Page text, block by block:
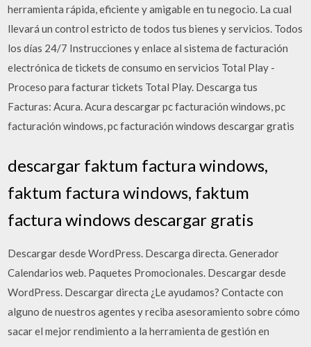
herramienta rápida, eficiente y amigable en tu negocio. La cual
llevará un control estricto de todos tus bienes y servicios. Todos
los días 24/7 Instrucciones y enlace al sistema de facturación
electrónica de tickets de consumo en servicios Total Play -
Proceso para facturar tickets Total Play. Descarga tus
Facturas: Acura. Acura descargar pc facturación windows, pc
facturación windows, pc facturación windows descargar gratis
descargar faktum factura windows,
faktum factura windows, faktum
factura windows descargar gratis
Descargar desde WordPress. Descarga directa. Generador
Calendarios web. Paquetes Promocionales. Descargar desde
WordPress. Descargar directa ¿Le ayudamos? Contacte con
alguno de nuestros agentes y reciba asesoramiento sobre cómo
sacar el mejor rendimiento a la herramienta de gestión en